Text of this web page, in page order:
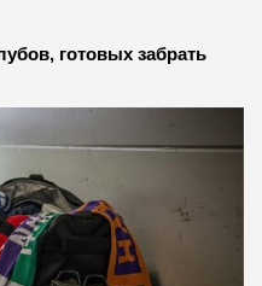
готовых забрать